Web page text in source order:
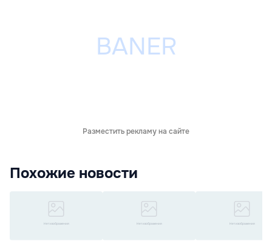
Разместить рекламу на сайте
Похожие новости